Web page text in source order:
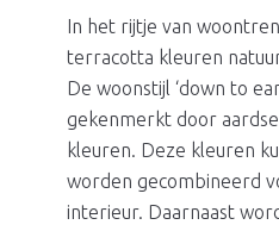
In het rijtje van
terracotta kleuren
De woonstijl ‘down to
gekenmerkt door
kleuren. Deze kleuren
worden gecombineerd
interieur. Daarnaast